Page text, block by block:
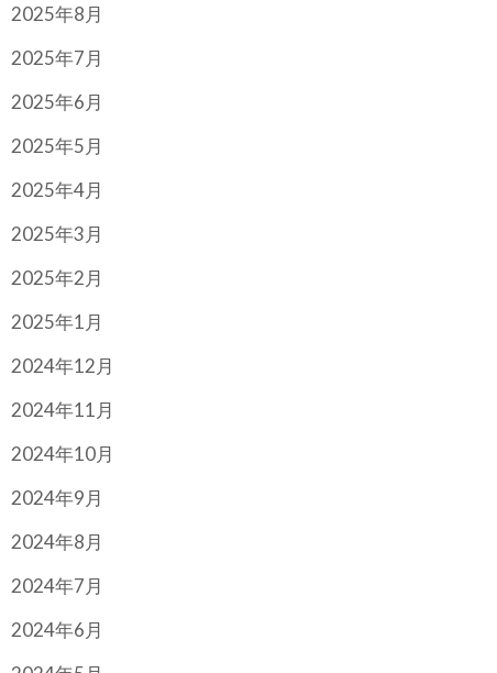
2025年8月
2025年7月
2025年6月
2025年5月
2025年4月
2025年3月
2025年2月
2025年1月
2024年12月
2024年11月
2024年10月
2024年9月
2024年8月
2024年7月
2024年6月